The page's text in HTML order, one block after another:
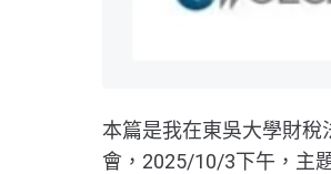
本篇是我在東吳大學財
會，2025/10/3下午，主